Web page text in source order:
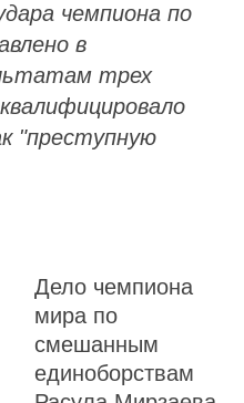
чемпиона по
в
трех
"преступную
Дело чемпиона
мира по
смешанным
единоборствам